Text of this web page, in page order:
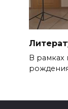
В рамках